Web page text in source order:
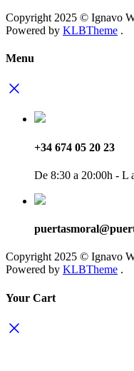
Copyright 2025 © Ignavo
Powered by KLBTheme .
Menu
+34 674 05 20 23
De 8:30 a 20:00h - L
Copyright 2025 © Ignavo
Powered by KLBTheme .
Your Cart